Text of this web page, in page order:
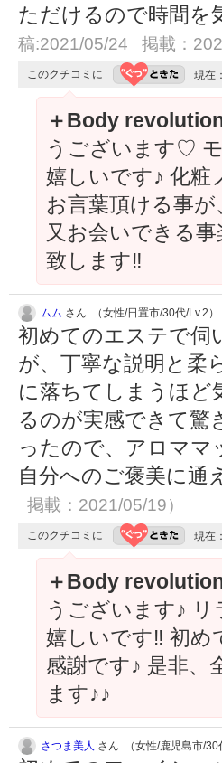
ただけるので時間を
稿:2021/05/24 掲載：
このクチコミに 現在：
＋Body
うございます♡
嬉しいです♪ 化粧
お言葉頂ける事
又お会いできる
致します‼︎
ムム さん （女性/日置市/30代/Lv.2）
初めてのエステで伺
が、丁寧な説明と柔
に落ちてしまうほど
るのが実感できて驚
ったので、アロママ
自分へのご褒美に
掲載：2021/05/19）
このクチコミに 現在：
＋Body
うございます♪
嬉しいです‼︎ 初め
感謝です♪ 是非
ます♪♪
さつま美人 さん （女性/鹿児島市/30